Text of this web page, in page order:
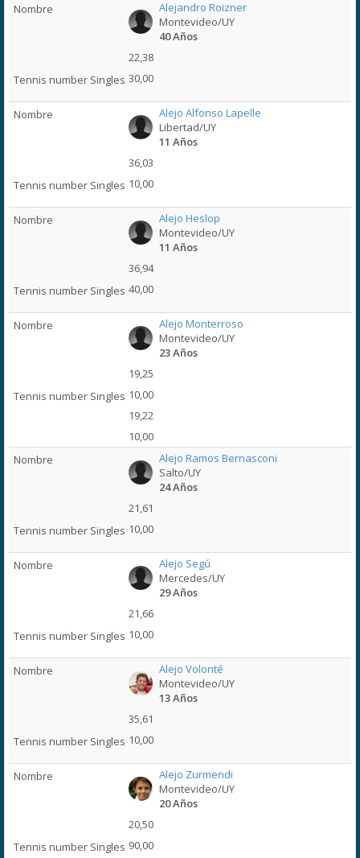
Alejandro Roizner
Montevideo/UY
40 Años
22,38
30,00
Alejo Alfonso Lapelle
Libertad/UY
11 Años
36,03
10,00
Alejo Heslop
Montevideo/UY
11 Años
36,94
40,00
Alejo Monterroso
Montevideo/UY
23 Años
19,25
10,00
19,22
10,00
Alejo Ramos Bernasconi
Salto/UY
24 Años
21,61
10,00
Alejo Segú
Mercedes/UY
29 Años
21,66
10,00
Alejo Volonté
Montevideo/UY
13 Años
35,61
10,00
Alejo Zurmendi
Montevideo/UY
20 Años
20,50
90,00